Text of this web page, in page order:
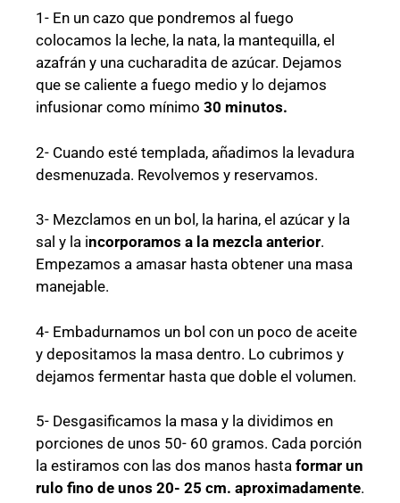
1- En un cazo que pondremos al fuego
colocamos la leche, la nata, la mantequilla, el
azafrán y una cucharadita de azúcar. Dejamos
que se caliente a fuego medio y lo dejamos
infusionar como mínimo 30 minutos.
2- Cuando esté templada, añadimos la levadura
desmenuzada. Revolvemos y reservamos.
3- Mezclamos en un bol, la harina, el azúcar y la
sal y la incorporamos a la mezcla anterior.
Empezamos a amasar hasta obtener una masa
manejable.
4- Embadurnamos un bol con un poco de aceite
y depositamos la masa dentro. Lo cubrimos y
dejamos fermentar hasta que doble el volumen.
5- Desgasificamos la masa y la dividimos en
porciones de unos 50- 60 gramos. Cada porción
la estiramos con las dos manos hasta formar un
rulo fino de unos 20- 25 cm. aproximadamente.